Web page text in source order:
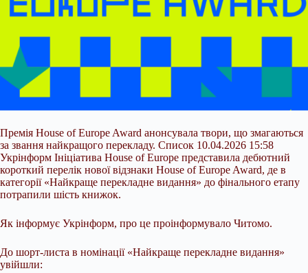
Премія House of Europe Award анонсувала твори, що змагаються
за звання найкращого перекладу. Список 10.04.2026 15:58
Укрінформ Ініціатива House of Europe представила дебютний
короткий перелік нової відзнаки House of Europe Award, де в
категорії «Найкраще перекладне видання» до фінального етапу
потрапили шість книжок.
Як інформує Укрінформ, про це проінформувало Читомо.
До шорт-листа в номінації «Найкраще перекладне видання»
увійшли: